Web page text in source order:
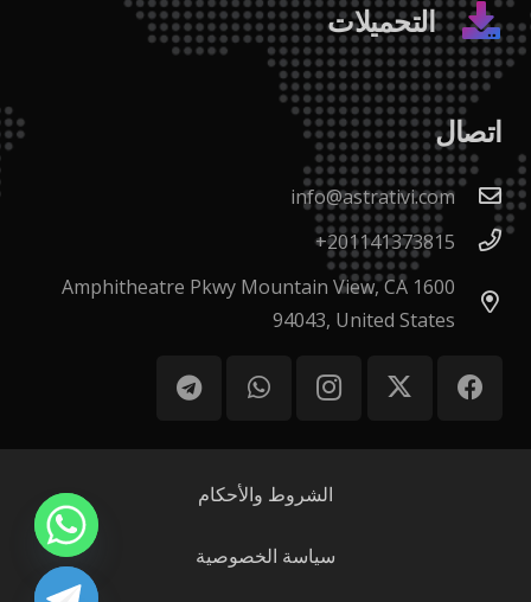
التحميلات
اتصال
info@astrativi.com
201141373815+
1600 Amphitheatre Pkwy Mountain View, CA
94043, United States
الشروط والأحكام
سياسة الخصوصية
chaty